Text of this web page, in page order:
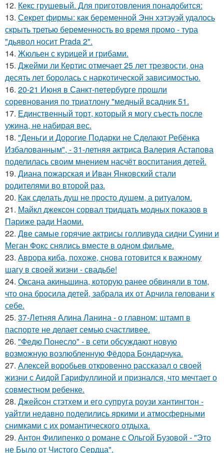
12. Кекс грушевый. Для приготовления понадобится:
13. Секрет фирмы: как беременной Энн хэтэуэй удалось
скрыть третью беременность во время промо - тура
"дьявол носит Prada 2".
14. Жюльен с курицей и грибами.
15. Джейми ли Кертис отмечает 25 лет трезвости, она
десять лет боролась с наркотической зависимостью.
16. 20-21 Июня в Санкт-петербурге прошли
соревнования по триатлону "медный всадник 51.
17. Единственный торт, который я могу съесть после
ужина, не набирая вес.
18. "Деньги и Дорогие Подарки не Сделают Ребёнка
Избалованным", - 31-летняя актриса Валерия Астапова
поделилась своим мнением насчёт воспитания детей.
19. Диана пожарская и Иван Янковский стали
родителями во второй раз.
20. Как сделать душ не просто душем, а ритуалом.
21. Майкл джексон сорвал тридцать модных показов в
Париже ради Наоми.
22. Две самые горячие актрисы голливуда сидни Суини и
Меган Фокс снялись вместе в одном фильме.
23. Аврора киба, похоже, снова готовится к важному
шагу в своей жизни - свадьбе!
24. Оксана акиньшина, которую ранее обвиняли в том,
что она бросила детей, забрала их от Арчила геловани к
себе.
25. 37-Летняя Алина Ланина - о главном: штамп в
паспорте не делает семью счастливее.
26. "Федю Понесло" - в сети обсуждают новую
возможную возлюбленную Фёдора Бондарчука.
27. Алексей воробьев откровенно рассказал о своей
жизни с Аидой Гарифуллиной и признался, что мечтает о
совместном ребенке.
28. Джейсон стэтхем и его супруга роузи хантингтон -
уайтли недавно поделились яркими и атмосферными
снимками с их романтического отдыха.
29. Антон Филипенко о романе с Ольгой Бузовой - "Это
не Было от Чистого Сердца".